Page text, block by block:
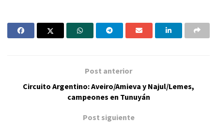
Post anterior
Circuito Argentino: Aveiro/Amieva y Najul/Lemes,
campeones en Tunuyán
Post siguiente